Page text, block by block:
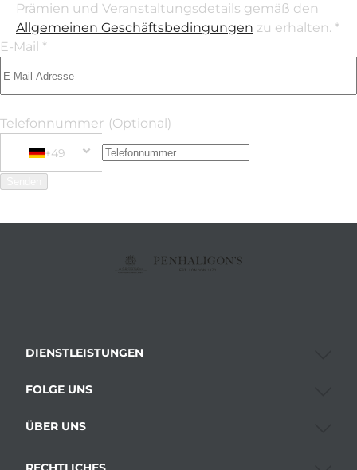
Prämien und Veranstaltungsdetails gemäß den
Allgemeinen Geschäftsbedingungen zu erhalten. *
E-Mail *
Telefonnummer (Optional)
+49
+49 Germany (Deutschland)
Phone Number
DIENSTLEISTUNGEN
FOLGE UNS
ÜBER UNS